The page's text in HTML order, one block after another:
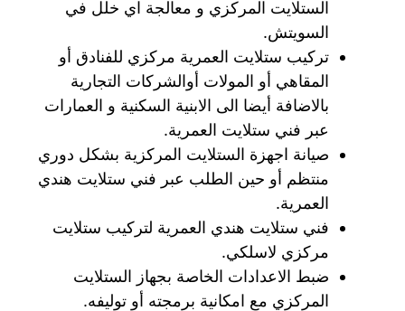
الستلايت المركزي و معالجة اي خلل في
السويتش.
تركيب ستلايت العمرية مركزي للفنادق أو
المقاهي أو المولات أوالشركات التجارية
بالاضافة أيضا الى الابنية السكنية و العمارات
عبر فني ستلايت العمرية.
صيانة اجهزة الستلايت المركزية بشكل دوري
منتظم أو حين الطلب عبر فني ستلايت هندي
العمرية.
فني ستلايت هندي العمرية لتركيب ستلايت
مركزي لاسلكي.
ضبط الاعدادات الخاصة بجهاز الستلايت
المركزي مع امكانية برمجته أو توليفه.